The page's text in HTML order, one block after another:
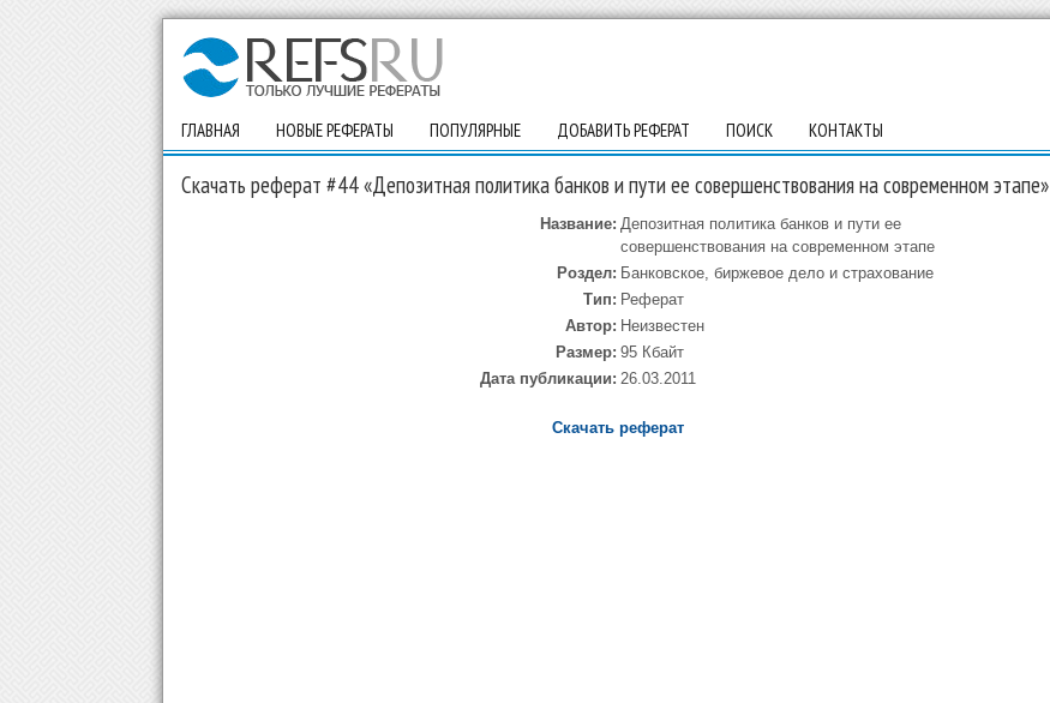
ГЛАВНАЯ НОВЫЕ РЕФЕРАТЫ ПОПУЛЯРНЫЕ ДОБАВИТЬ РЕФЕРАТ ПОИСК КОНТАКТЫ
Скачать реферат #44 «Депозитная политика банков и пути ее совершенствования на современном этапе»
Название: Депозитная политика банков и пути ее
совершенствования на современном этапе
Роздел: Банковское, биржевое дело и страхование
Тип: Реферат
Автор: Неизвестен
Размер: 95 Кбайт
Дата публикации: 26.03.2011
Скачать реферат